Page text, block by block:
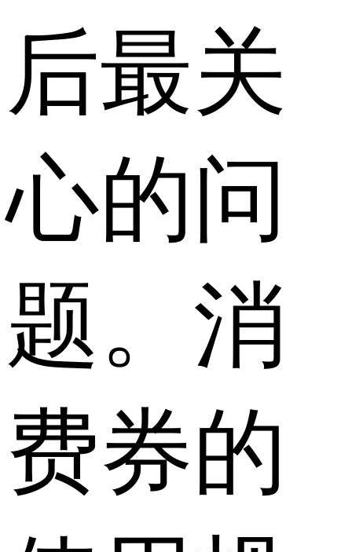
后最关
心的问
题。消
费券的